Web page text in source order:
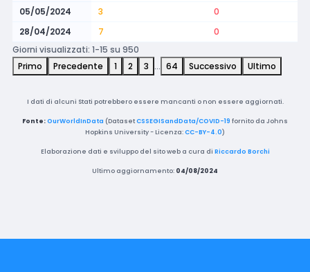
05/05/2024
3
0
28/04/2024
7
0
Giorni visualizzati: 1-15 su 950
Primo
Precedente 1 2 3 … 64 Successivo Ultimo
I dati di alcuni Stati potrebbero essere mancanti o non essere aggiornati.
Fonte:OurWorldInData (DatasetCSSEGISandData/COVID-19 fornito da Johns
Hopkins University - Licenza:CC-BY-4.0)
Elaborazione dati e sviluppo del sito web a cura di Riccardo Borchi
Ultimo aggiornamento: 04/08/2024